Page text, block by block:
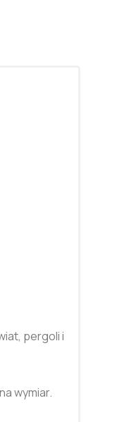
pergoli i
wymiar.